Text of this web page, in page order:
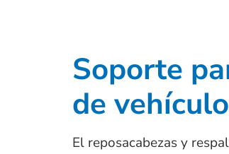
Soporte
de
El reposacabezas y